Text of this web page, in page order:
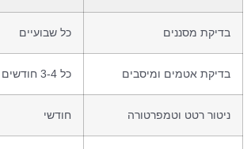
בדיקת מסננים כל שבועיים
בדיקת אטמים ומיסבים כל 3-4 חודשים
ניטור רטט וטמפרטורה חודשי